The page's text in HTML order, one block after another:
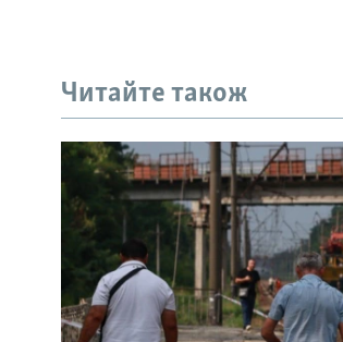
Читайте також